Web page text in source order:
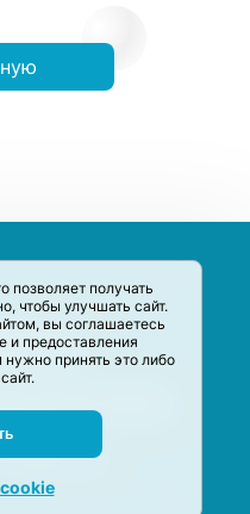
позволяет получать
чтобы улучшать сайт.
вы соглашаетесь
и предоставления
принять это либо
на товары и услуги в РФ
2020 –2026